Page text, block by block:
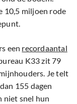
10,5 miljoen rode
een recordaantal
K33 zit 79
Je telt
155 dagen
niet snel hun